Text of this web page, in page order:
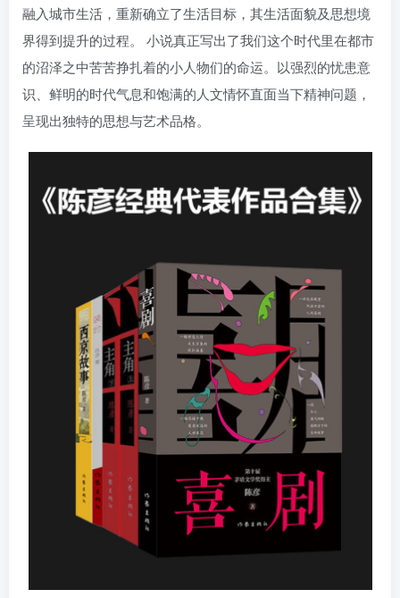
融入城市生活，重新确立了生活目标，其生活面貌及思想境
界得到提升的过程。 小说真正写出了我们这个时代里在都市
的沼泽之中苦苦挣扎着的小人物们的命运。以强烈的忧患意
识、鲜明的时代气息和饱满的人文情怀直面当下精神问题，
呈现出独特的思想与艺术品格。